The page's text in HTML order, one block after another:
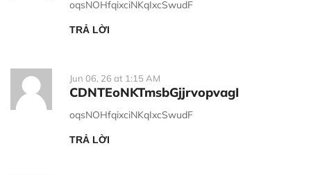
oqsNOHfqixciNKqIxcSwudF
TRẢ LỜI
Jun 06, 26 at 1:15 AM
CDNTEoNKTmsbGjjrvopvagI
oqsNOHfqixciNKqIxcSwudF
TRẢ LỜI